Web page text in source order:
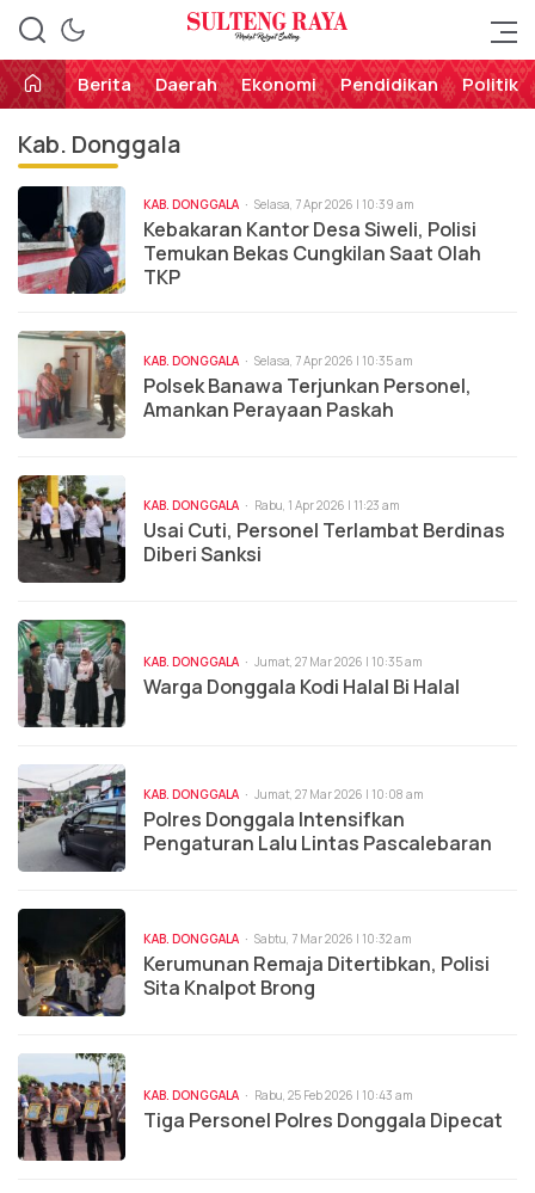
Sulteng Raya
Perekat Rakyat Sulteng
Berita
Daerah Ekonomi Pendidikan Politik
Kab. Donggala
KAB. DONGGALA Selasa, 7 Apr 2026 | 10:39 am
Kebakaran Kantor Desa Siweli, Polisi
Temukan Bekas Cungkilan Saat Olah
TKP
KAB. DONGGALA Selasa, 7 Apr 2026 | 10:35 am
Polsek Banawa Terjunkan Personel,
Amankan Perayaan Paskah
KAB. DONGGALA Rabu, 1 Apr 2026 | 11:23 am
Usai Cuti, Personel Terlambat Berdinas
Diberi Sanksi
KAB. DONGGALA Jumat, 27 Mar 2026 | 10:35 am
Warga Donggala Kodi Halal Bi Halal
KAB. DONGGALA Jumat, 27 Mar 2026 | 10:08 am
Polres Donggala Intensifkan
Pengaturan Lalu Lintas Pascalebaran
KAB. DONGGALA Sabtu, 7 Mar 2026 | 10:32 am
Kerumunan Remaja Ditertibkan, Polisi
Sita Knalpot Brong
KAB. DONGGALA Rabu, 25 Feb 2026 | 10:43 am
Tiga Personel Polres Donggala Dipecat